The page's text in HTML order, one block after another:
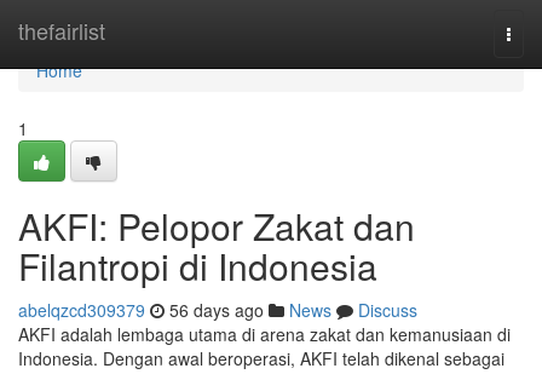
thefairlist
Home
Home
1
AKFI: Pelopor Zakat dan
Filantropi di Indonesia
abelqzcd309379 56 days ago News
Discuss
AKFI adalah lembaga utama di arena zakat dan kemanusiaan di
Indonesia. Dengan awal beroperasi, AKFI telah dikenal sebagai